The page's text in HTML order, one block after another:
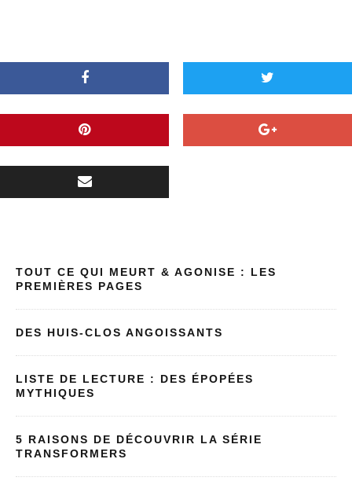
TOUT CE QUI MEURT & AGONISE : LES
PREMIÈRES PAGES
DES HUIS-CLOS ANGOISSANTS
LISTE DE LECTURE : DES ÉPOPÉES
MYTHIQUES
5 RAISONS DE DÉCOUVRIR LA SÉRIE
TRANSFORMERS